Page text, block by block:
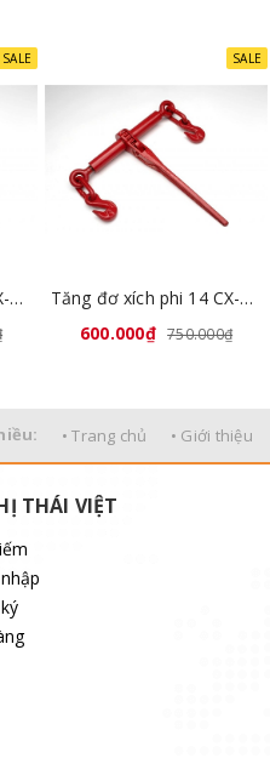
SALE
Tăng đơ xích phi 12 CX-012
SALE
Tăng đơ xích phi 14 CX-014
600.000₫ 750.000₫
• Trang chủ • Giới thiệu
THÁI VIỆT